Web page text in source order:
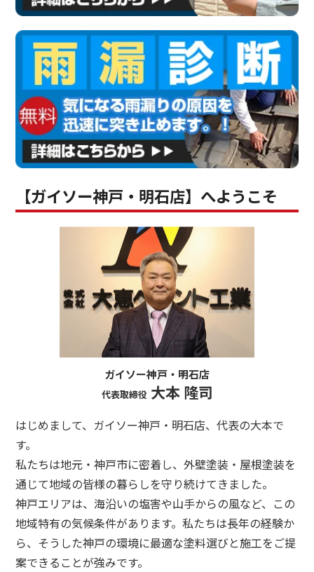
【ガイソー神戸・明石店】へようこそ
ガイソー神戸・明石店
代表取締役大本 隆司
はじめまして、ガイソー神戸・明石店、代表の大本で
す。
私たちは地元・神戸市に密着し、外壁塗装・屋根塗装を
通じて地域の皆様の暮らしを守り続けてきました。
神戸エリアは、海沿いの塩害や山手からの風など、この
地域特有の気候条件があります。私たちは長年の経験か
ら、そうした神戸の環境に最適な塗料選びと施工をご提
案できることが強みです。